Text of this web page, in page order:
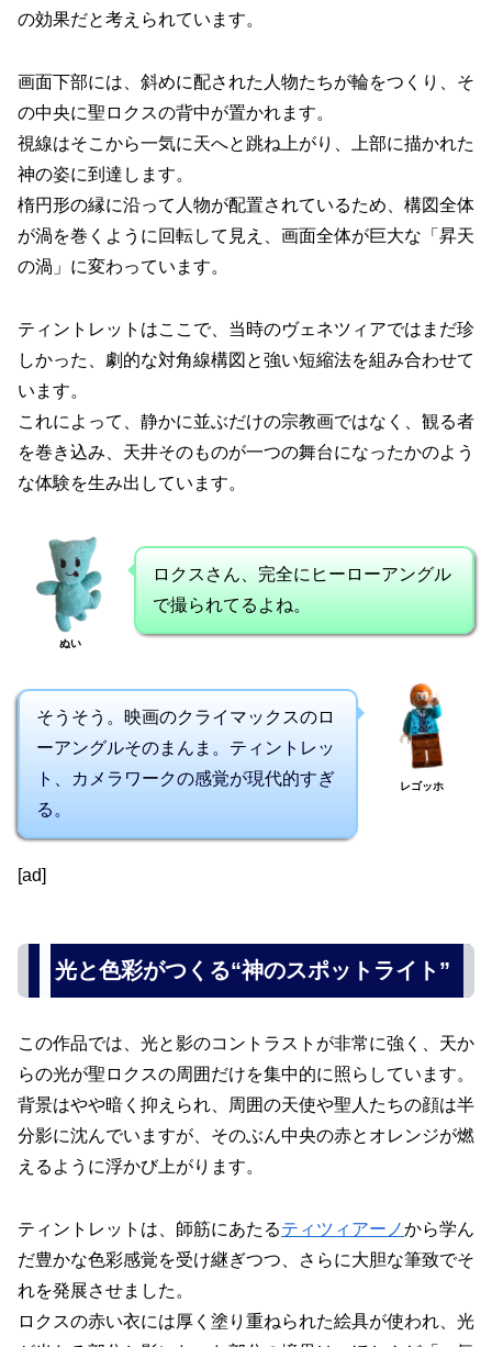
の効果だと考えられています。
画面下部には、斜めに配された人物たちが輪をつくり、そ
の中央に聖ロクスの背中が置かれます。
視線はそこから一気に天へと跳ね上がり、上部に描かれた
神の姿に到達します。
楕円形の縁に沿って人物が配置されているため、構図全体
が渦を巻くように回転して見え、画面全体が巨大な「昇天
の渦」に変わっています。
ティントレットはここで、当時のヴェネツィアではまだ珍
しかった、劇的な対角線構図と強い短縮法を組み合わせて
います。
これによって、静かに並ぶだけの宗教画ではなく、観る者
を巻き込み、天井そのものが一つの舞台になったかのよう
な体験を生み出しています。
ぬい
ロクスさん、完全にヒーローアングル
で撮られてるよね。
そうそう。映画のクライマックスのロ
ーアングルそのまんま。ティントレッ
ト、カメラワークの感覚が現代的すぎ
る。
レゴッホ
[ad]
光と色彩がつくる“神のスポットライト”
この作品では、光と影のコントラストが非常に強く、天か
らの光が聖ロクスの周囲だけを集中的に照らしています。
背景はやや暗く抑えられ、周囲の天使や聖人たちの顔は半
分影に沈んでいますが、そのぶん中央の赤とオレンジが燃
えるように浮かび上がります。
ティントレットは、師筋にあたるティツィアーノから学ん
だ豊かな色彩感覚を受け継ぎつつ、さらに大胆な筆致でそ
れを発展させました。
ロクスの赤い衣には厚く塗り重ねられた絵具が使われ、光